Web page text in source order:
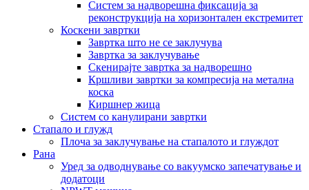
Систем за надворешна фиксација за
реконструкција на хоризонтален екстремитет
Коскени завртки
Завртка што не се заклучува
Завртка за заклучување
Скенирајте завртка за надворешно
Кршливи завртки за компресија на метална
коска
Киршнер жица
Систем со канулирани завртки
Стапало и глужд
Плоча за заклучување на стапалото и глуждот
Рана
Уред за одводнување со вакуумско запечатување и
додатоци